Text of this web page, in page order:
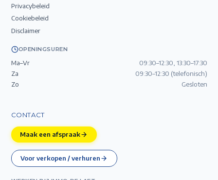
Privacybeleid
Cookiebeleid
Disclaimer
OPENINGSUREN
Ma–Vr
09:30–12:30, 13:30–17:30
Za
09:30–12:30 (telefonisch)
Zo
Gesloten
CONTACT
Maak een afspraak
Voor verkopen / verhuren